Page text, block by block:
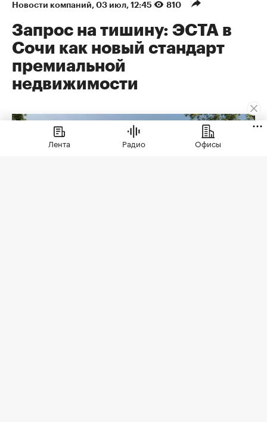
Новости компаний⁠, 03 июл, 12:45 810
Запрос на тишину: ЭСТА в
Сочи как новый стандарт
премиальной
недвижимости
Лента Радио Офисы